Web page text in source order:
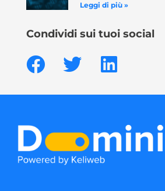
Leggi di più »
Condividi sui tuoi social